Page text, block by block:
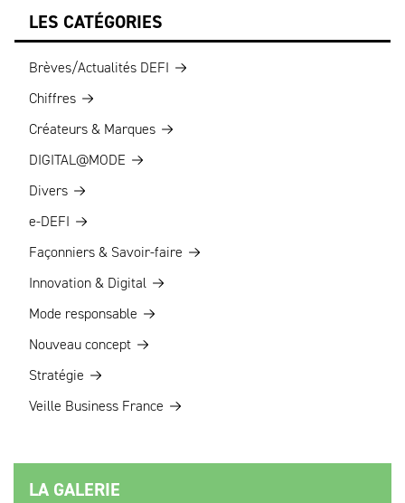
LES CATÉGORIES
Brèves/Actualités DEFI
Chiffres
Créateurs & Marques
DIGITAL@MODE
Divers
e-DEFI
Façonniers & Savoir-faire
Innovation & Digital
Mode responsable
Nouveau concept
Stratégie
Veille Business France
LA GALERIE